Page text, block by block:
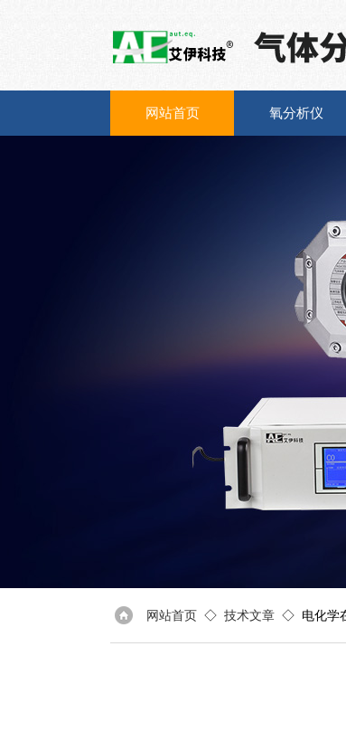
网站首页 氧分析仪
网站首页 ◇ 技术文章 ◇ 电化学